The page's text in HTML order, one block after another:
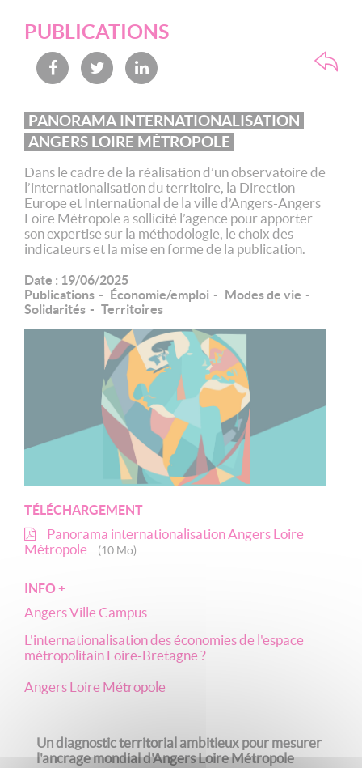
PUBLICATIONS
PANORAMA INTERNATIONALISATION
ANGERS LOIRE MÉTROPOLE
Dans le cadre de la réalisation d’un observatoire de
l’internationalisation du territoire, la Direction
Europe et International de la ville d’Angers-Angers
Loire Métropole a sollicité l’agence pour apporter
son expertise sur la méthodologie, le choix des
indicateurs et la mise en forme de la publication.
Date : 19/06/2025
Publications
Économie/emploi
Modes de vie
Solidarités
Territoires
TÉLÉCHARGEMENT
Panorama internationalisation Angers Loire
Métropole
(10 Mo)
INFO +
Angers Ville Campus
L'internationalisation des économies de l'espace
métropolitain Loire-Bretagne ?
Angers Loire Métropole
Un diagnostic territorial ambitieux pour mesurer
l'ancrage mondial d'Angers Loire Métropole